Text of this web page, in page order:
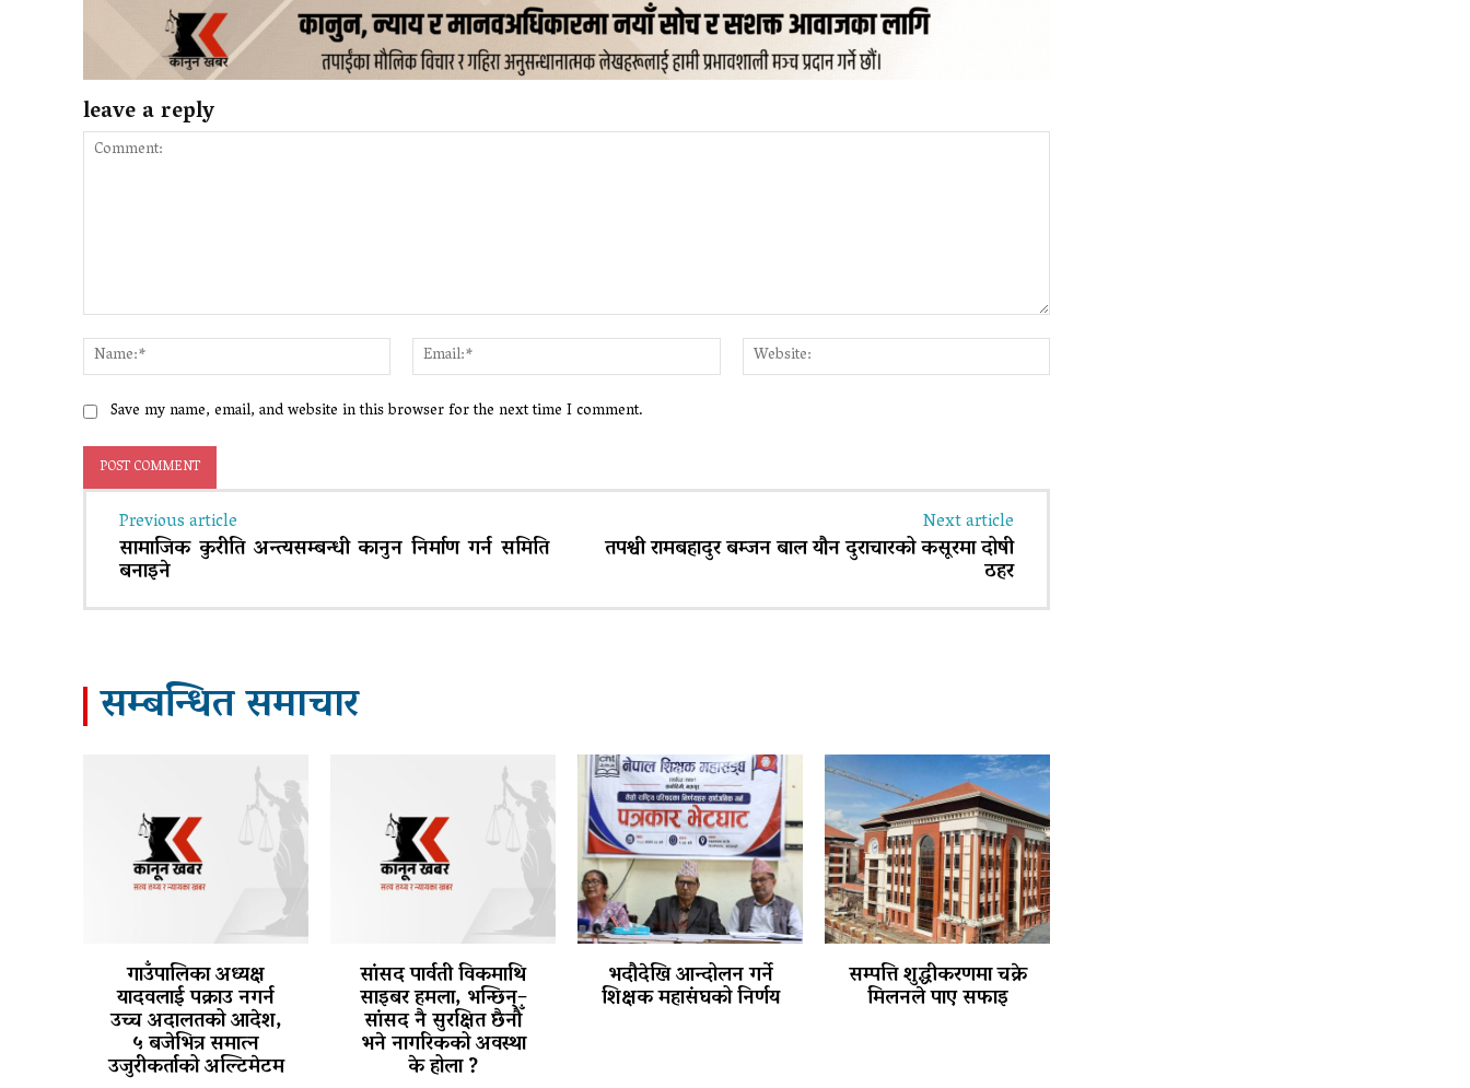
leave a reply
Name:*
Email:*
Save my name, email, and website in this browser for the next time I comment.
Previous article
सामाजिक कुरीति अन्त्यसम्बन्धी कानुन निर्माण गर्न समिति
बनाइने
Next article
तपश्वी रामबहादुर बम्जन बाल यौन दुराचारको कसूरमा दोषी
ठहर
सम्बन्धित समाचार
गाउँपालिका अध्यक्ष
यादवलाई पक्राउ नगर्न
उच्च अदालतको आदेश,
५ बजेभित्र समात्न
उजुरीकर्ताको अल्टिमेटम
सांसद पार्वती विकमाथि
साइबर हमला, भन्छिन्–
सांसद नै सुरक्षित छैनौँ
भने नागरिकको अवस्था
के होला ?
भदौदेखि आन्दोलन गर्ने
शिक्षक महासंघको निर्णय
सम्पत्ति शुद्धीकरणमा चक्रे
मिलनले पाए सफाइ